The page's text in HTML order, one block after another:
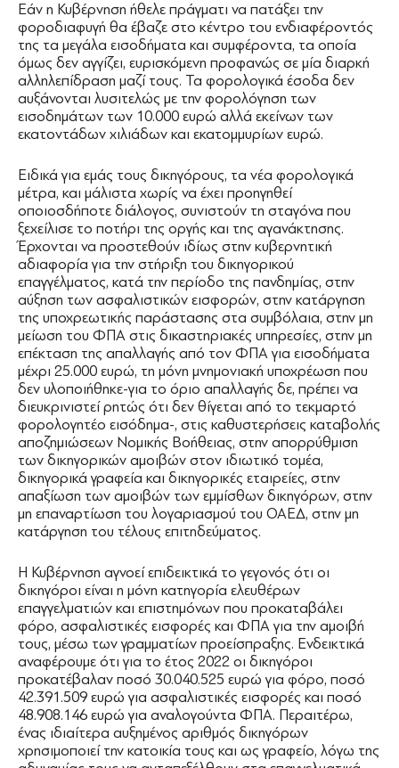
Εάν η Κυβέρνηση ήθελε πράγματι να πατάξει την
φοροδιαφυγή θα έβαζε στο κέντρο του ενδιαφέροντός
της τα μεγάλα εισοδήματα και συμφέροντα, τα οποία
όμως δεν αγγίζει, ευρισκόμενη προφανώς σε μία διαρκή
αλληλεπίδραση μαζί τους. Τα φορολογικά έσοδα δεν
αυξάνονται λυσιτελώς με την φορολόγηση των
εισοδημάτων των 10.000 ευρώ αλλά εκείνων των
εκατοντάδων χιλιάδων και εκατομμυρίων ευρώ.
Ειδικά για εμάς τους δικηγόρους, τα νέα φορολογικά
μέτρα, και μάλιστα χωρίς να έχει προηγηθεί
οποιοσδήποτε διάλογος, συνιστούν τη σταγόνα που
ξεχείλισε το ποτήρι της οργής και της αγανάκτησης.
Έρχονται να προστεθούν ιδίως στην κυβερνητική
αδιαφορία για την στήριξη του δικηγορικού
επαγγέλματος, κατά την περίοδο της πανδημίας, στην
αύξηση των ασφαλιστικών εισφορών, στην κατάργηση
της υποχρεωτικής παράστασης στα συμβόλαια, στην μη
μείωση του ΦΠΑ στις δικαστηριακές υπηρεσίες, στην μη
επέκταση της απαλλαγής από τον ΦΠΑ για εισοδήματα
μέχρι 25.000 ευρώ, τη μόνη μνημονιακή υποχρέωση που
δεν υλοποιήθηκε-για το όριο απαλλαγής δε, πρέπει να
διευκρινιστεί ρητώς ότι δεν θίγεται από το τεκμαρτό
φορολογητέο εισόδημα-, στις καθυστερήσεις καταβολής
αποζημιώσεων Νομικής Βοήθειας, στην απορρύθμιση
των δικηγορικών αμοιβών στον ιδιωτικό τομέα,
δικηγορικά γραφεία και δικηγορικές εταιρείες, στην
απαξίωση των αμοιβών των εμμίσθων δικηγόρων, στην
μη επαναρτίωση του λογαριασμού του ΟΑΕΔ, στην μη
κατάργηση του τέλους επιτηδεύματος.
Η Κυβέρνηση αγνοεί επιδεικτικά το γεγονός ότι οι
δικηγόροι είναι η μόνη κατηγορία ελευθέρων
επαγγελματιών και επιστημόνων που προκαταβάλει
φόρο, ασφαλιστικές εισφορές και ΦΠΑ για την αμοιβή
τους, μέσω των γραμματίων προείσπραξης. Ενδεικτικά
αναφέρουμε ότι για το έτος 2022 οι δικηγόροι
προκατέβαλαν ποσό 30.040.525 ευρώ για φόρο, ποσό
42.391.509 ευρώ για ασφαλιστικές εισφορές και ποσό
48.908.146 ευρώ για αναλογούντα ΦΠΑ. Περαιτέρω,
ένας ιδιαίτερα αυξημένος αριθμός δικηγόρων
χρησιμοποιεί την κατοικία τους και ως γραφείο, λόγω της